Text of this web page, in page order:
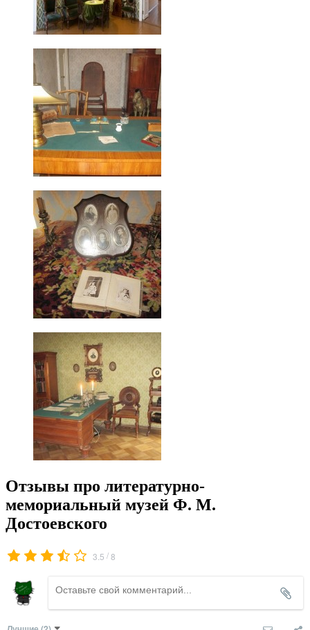
Отзывы про литературно-
мемориальный музей Ф. М.
Достоевского
3.5 /8